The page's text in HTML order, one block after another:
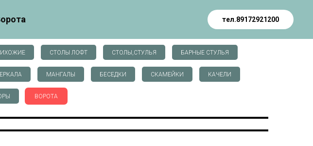
тел.89172921200
СТОЛЫ ЛОФТ СТОЛЫ,СТУЛЬЯ БАРНЫЕ СТУЛЬЯ
МАНГАЛЫ БЕСЕДКИ СКАМЕЙКИ КАЧЕЛИ
ВОРОТА